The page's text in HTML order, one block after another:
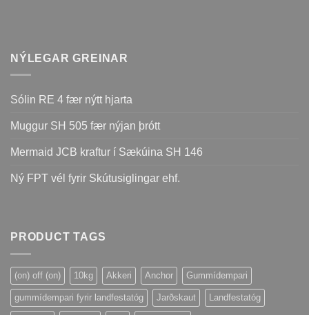
NÝLEGAR GREINAR
Sólin RE 4 fær nýtt hjarta
Muggur SH 505 fær nýjan þrótt
Mermaid JCB kraftur í Sækúina SH 146
Ný FPT vél fyrir Skútusiglingar ehf.
PRODUCT TAGS
(on) off (on) 10kg Akkeri Anchor Gummídempari
gummídempari fyrir landfestatóg Jarðskaut Landfestatóg